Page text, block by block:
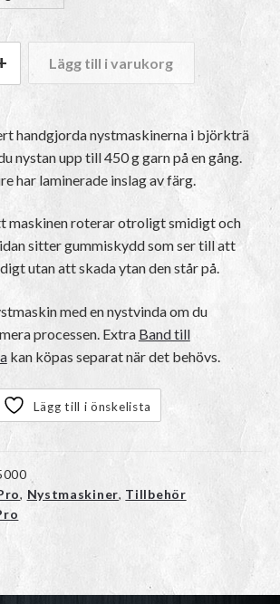
till
649kr
Nystmaskin Mega mängd
Lägg till i varukorg
handgjorda nystmaskinerna i björkträ
nystan upp till 450 g garn på en gång.
har laminerade inslag av färg.
maskinen roterar otroligt smidigt och
sitter gummiskydd som ser till att
utan att skada ytan den står på.
med en nystvinda om du
processen. Extra Band till
kan köpas separat när det behövs.
Lägg till i önskelista
, Nystmaskiner, Tillbehör